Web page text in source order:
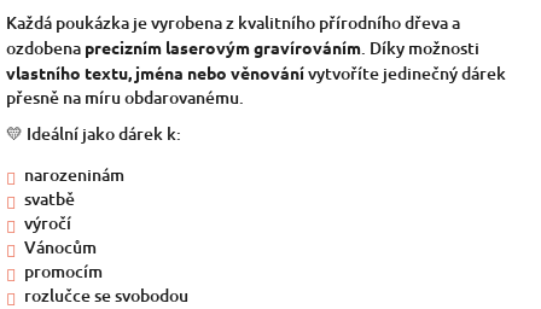
Každá poukázka je vyrobena z kvalitního přírodního dřeva a
ozdobena precizním laserovým gravírováním. Díky možnosti
vlastního textu, jména nebo věnovánívytvoříte jedinečný dárek
přesně na míru obdarovanému.
💛 Ideální jako dárek k:
narozeninám
svatbě
výročí
Vánocům
promocím
rozlučce se svobodou